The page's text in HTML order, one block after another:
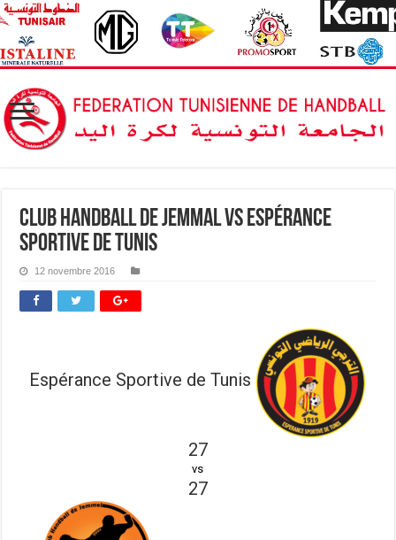
Club Handball de Jemmal vs Espérance
Sportive de Tunis
12 novembre 2016
Espérance Sportive de Tunis
27
vs
27